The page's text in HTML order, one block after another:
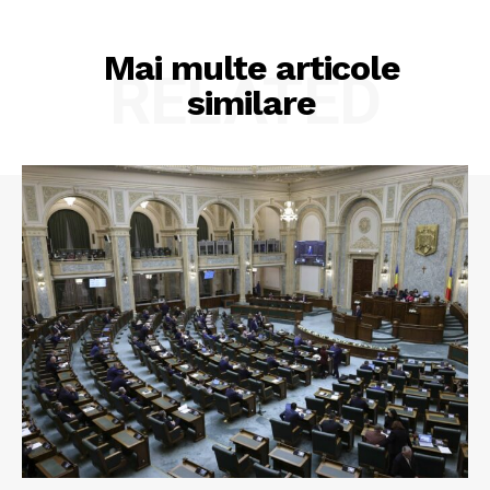
Mai multe articole
similare
RELATED